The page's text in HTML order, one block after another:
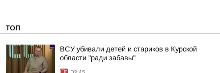
ТОП
ВСУ убивали детей и стариков в Курской
области "ради забавы"